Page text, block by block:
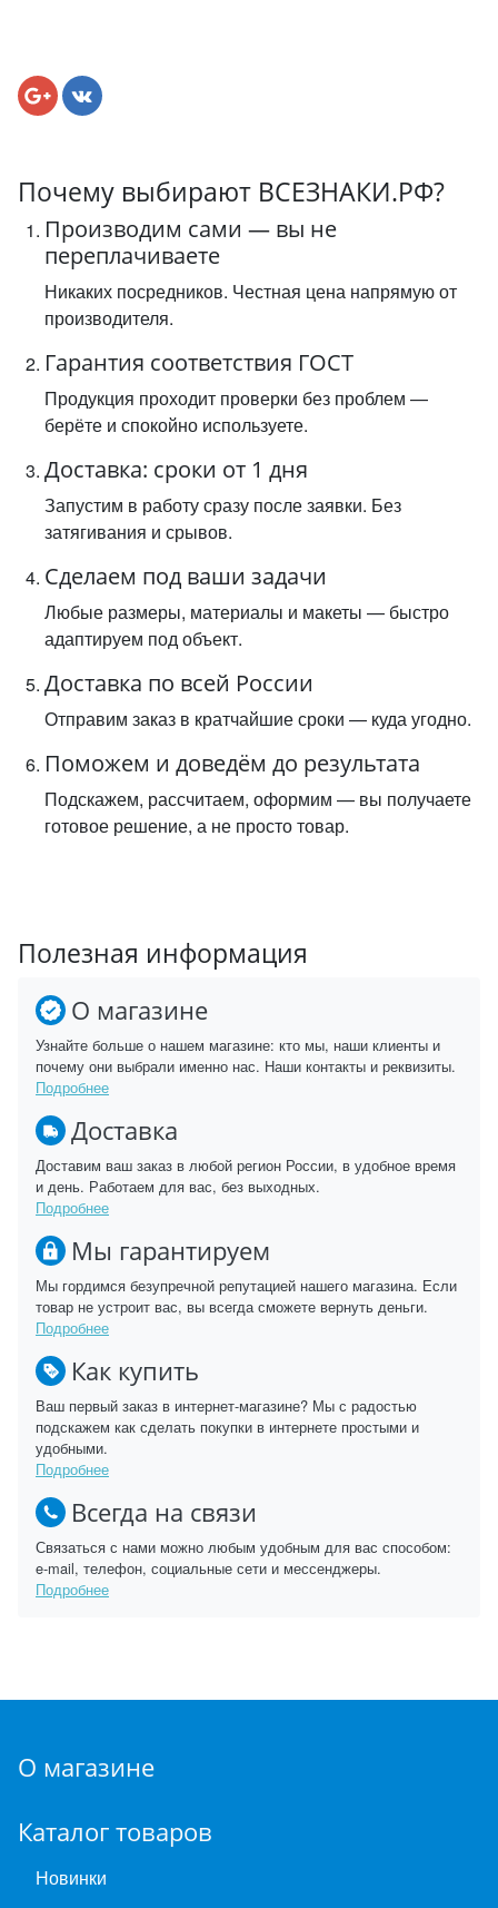
Почему выбирают ВСЕЗНАКИ.РФ?
Производим сами — вы не
переплачиваете
Никаких посредников. Честная цена напрямую от
производителя.
Гарантия соответствия ГОСТ
Продукция проходит проверки без проблем —
берёте и спокойно используете.
Доставка: сроки от 1 дня
Запустим в работу сразу после заявки. Без
затягивания и срывов.
Сделаем под ваши задачи
Любые размеры, материалы и макеты — быстро
адаптируем под объект.
Доставка по всей России
Отправим заказ в кратчайшие сроки — куда угодно.
Поможем и доведём до результата
Подскажем, рассчитаем, оформим — вы получаете
готовое решение, а не просто товар.
Полезная информация
О магазине
Узнайте больше о нашем магазине: кто мы, наши клиенты и
почему они выбрали именно нас. Наши контакты и реквизиты.
Подробнее
Доставка
Доставим ваш заказ в любой регион России, в удобное время
и день. Работаем для вас, без выходных.
Подробнее
Мы гарантируем
Мы гордимся безупречной репутацией нашего магазина. Если
товар не устроит вас, вы всегда сможете вернуть деньги.
Подробнее
Как купить
Ваш первый заказ в интернет-магазине? Мы с радостью
подскажем как сделать покупки в интернете простыми и
удобными.
Подробнее
Всегда на связи
Связаться с нами можно любым удобным для вас способом:
e-mail, телефон, социальные сети и мессенджеры.
Подробнее
О магазине
Каталог товаров
Новинки